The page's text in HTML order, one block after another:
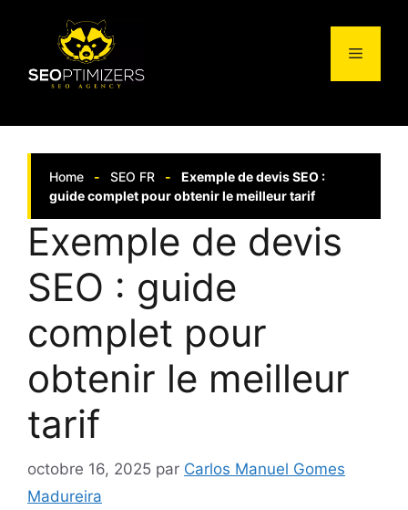
Menu
Home - SEO FR -
Exemple de devis SEO :
guide complet pour obtenir le meilleur tarif
Exemple de devis
SEO : guide
complet pour
obtenir le meilleur
tarif
octobre 16, 2025 par Carlos Manuel Gomes
Madureira